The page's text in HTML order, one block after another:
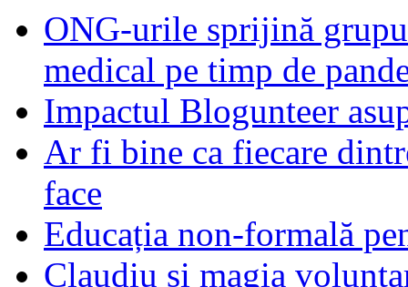
ONG-urile sprijină
medical pe timp de
Impactul Blogunteer
Ar fi bine ca fiecare
face
Educația non-formală
Claudiu și magia